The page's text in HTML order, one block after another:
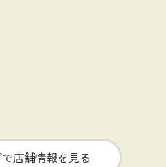
店舗情報を見る